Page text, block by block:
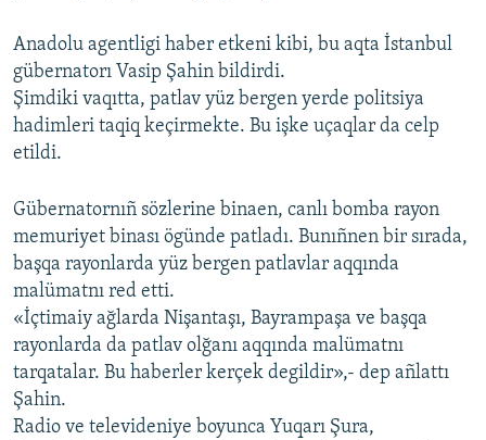
FİKİR
Русский
Українською
QOŞULIÑIZ!
RFE/RS bütün saytları
Anadolu agentligi haber etkeni kibi, bu aqta İstanbul
gübernatorı Vasip Şahin bildirdi.
Şimdiki vaqıtta, patlav yüz bergen yerde politsiya
hadimleri taqiq keçirmekte. Bu işke uçaqlar da celp
etildi.
Gübernatornıñ sözlerine binaen, canlı bomba rayon
memuriyet binası ögünde patladı. Bunıñnen bir sırada,
başqa rayonlarda yüz bergen patlavlar aqqında
malümatnı red etti.
«İçtimaiy ağlarda Nişantaşı, Bayrampaşa ve başqa
rayonlarda da patlav olğanı aqqında malümatnı
tarqatalar. Bu haberler kerçek degildir»,- dep añlattı
Şahin.
Radio ve televideniye boyunca Yuqarı Şura,